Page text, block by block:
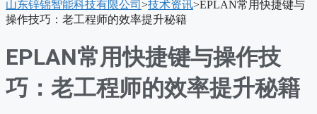
单
山东锌锦智能科技有限公司 >技术资讯>EPLAN常用快捷键与
操作技巧：老工程师的效率提升秘籍
EPLAN常用快捷键与操作技
巧：老工程师的效率提升秘籍